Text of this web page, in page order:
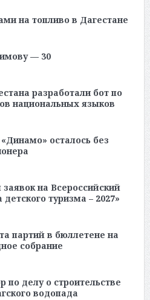
на топливо в Дагестане
— 30
разработали бот по
национальных языков
осталось без
на Всероссийский
туризма – 2027»
партий в бюллетене на
собрание
по делу о строительстве
водопада